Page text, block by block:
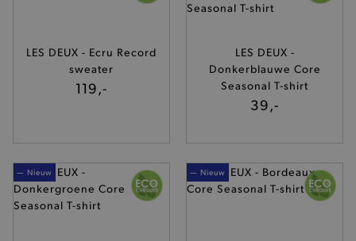
LES DEUX - Ecru Record
sweater
119,-
LES DEUX -
Donkerblauwe Core
Seasonal T-shirt
39,-
— Nieuw — Nieuw